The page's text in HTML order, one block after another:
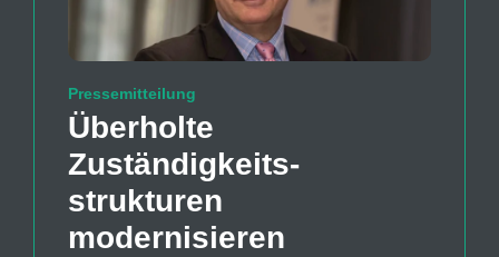
Pressemitteilung
Überholte
Zuständigkeits­
strukturen
modernisieren